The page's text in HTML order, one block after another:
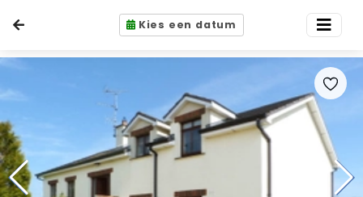
Kies een datum